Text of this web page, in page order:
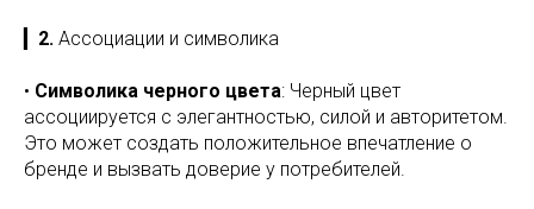
2. Ассоциации и символика
• Символика черного цвета: Черный цвет
ассоциируется с элегантностью, силой и авторитетом.
Это может создать положительное впечатление о
бренде и вызвать доверие у потребителей.